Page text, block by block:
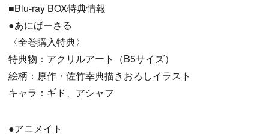
■Blu-ray BOX特典情報
●あにばーさる
〈全巻購入特典〉
特典物：アクリルアート（B5サイズ）
絵柄：原作・佐竹幸典描きおろしイラスト
キャラ：ギド、アシャフ
●アニメイト